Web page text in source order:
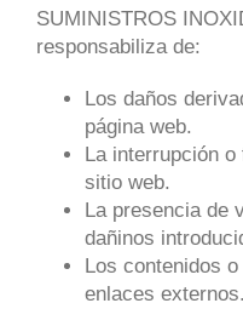
SUMINISTROS
responsabiliza de:
Los daños
página web.
La interrupción
sitio web.
La presencia de
dañinos
Los contenidos
enlaces externos.